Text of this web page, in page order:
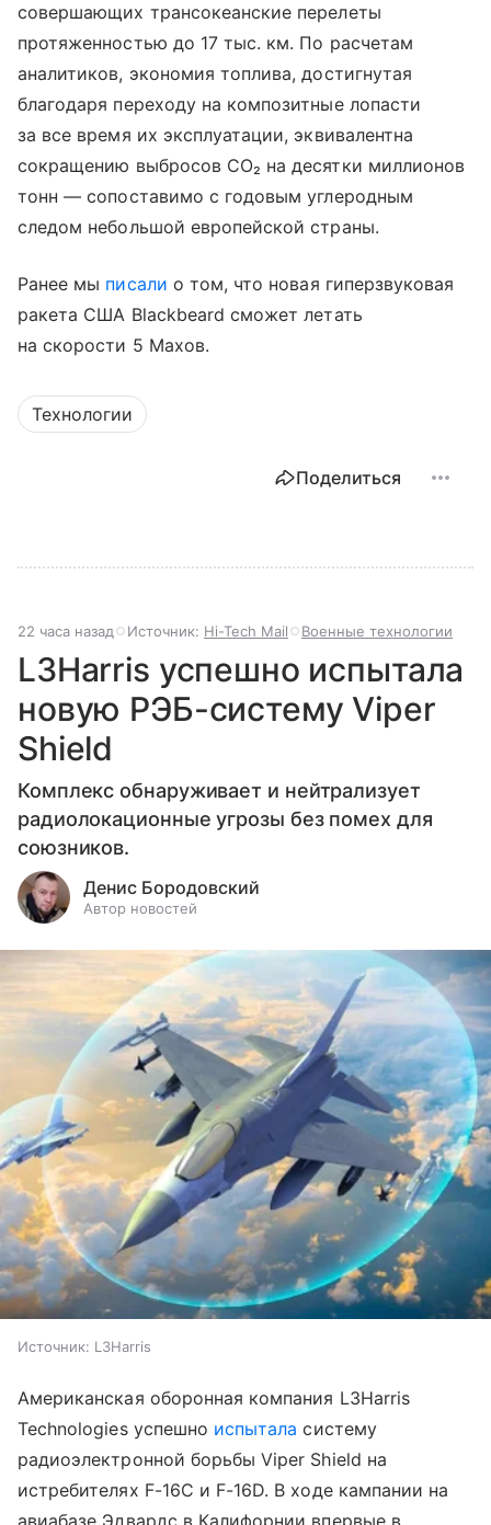
совершающих трансокеанские перелеты
протяженностью до 17 тыс. км. По расчетам
аналитиков, экономия топлива, достигнутая
благодаря переходу на композитные лопасти
за все время их эксплуатации, эквивалентна
сокращению выбросов CO₂ на десятки миллионов
тонн — сопоставимо с годовым углеродным
следом небольшой европейской страны.
Ранее мы писали о том, что новая гиперзвуковая
ракета США Blackbeard сможет летать
на скорости 5 Махов.
Технологии
Поделиться
22 часа назад Источник: Hi-Tech Mail Военные технологии
L3Harris успешно испытала
новую РЭБ-систему Viper
Shield
Комплекс обнаруживает и нейтрализует
радиолокационные угрозы без помех для
союзников.
Денис Бородовский
Автор новостей
Источник: L3Harris
Американская оборонная компания L3Harris
Technologies успешно испытала систему
радиоэлектронной борьбы Viper Shield на
истребителях F-16C и F-16D. В ходе кампании на